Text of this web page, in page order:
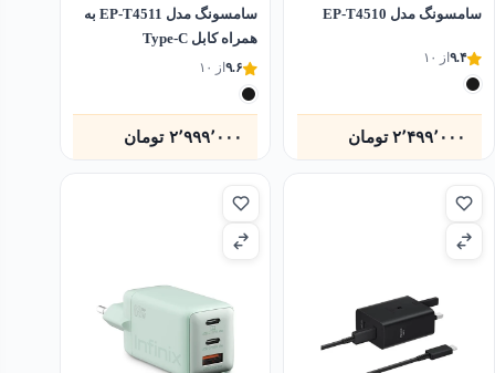
سامسونگ مدل EP-T4510
۹.۴ از ۱۰
۲٬۴۹۹٬۰۰۰ تومان
سامسونگ مدل EP-T4511 به
همراه کابل Type-C
۹.۶از ۱۰
۲٬۹۹۹٬۰۰۰ تومان